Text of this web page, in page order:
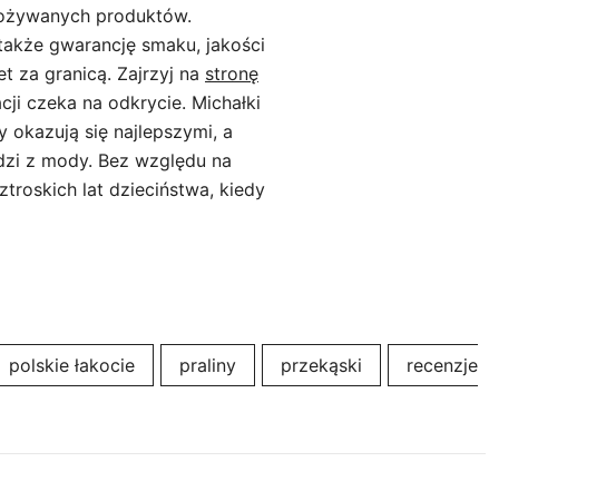
produktów.
gwarancję smaku, jakości
za granicą. Zajrzyj na stronę
czeka na odkrycie. Michałki
okazują się najlepszymi, a
z mody. Bez względu na
lat dzieciństwa, kiedy
polskie łakocie praliny przekąski
recenzje